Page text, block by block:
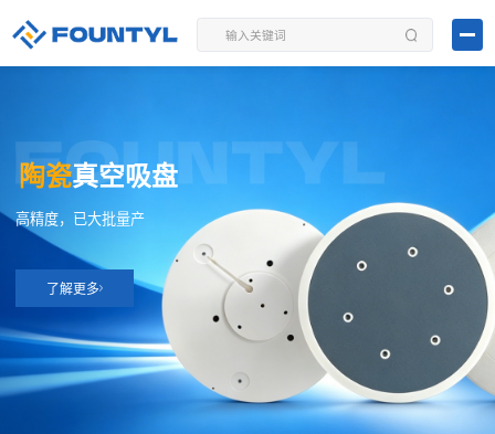
陶瓷真空吸盘
高精度，已大批量产
了解更多